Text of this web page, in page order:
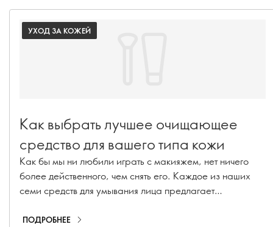
УХОД ЗА КОЖЕЙ
Как выбрать лучшее очищающее
средство для вашего типа кожи
Как бы мы ни любили играть с макияжем, нет ничего
более действенного, чем снять его. Каждое из наших
семи средств для умывания лица предлагает
дать вам уверенность в себе и принять свое подлинное
ПОДРОБНЕЕ